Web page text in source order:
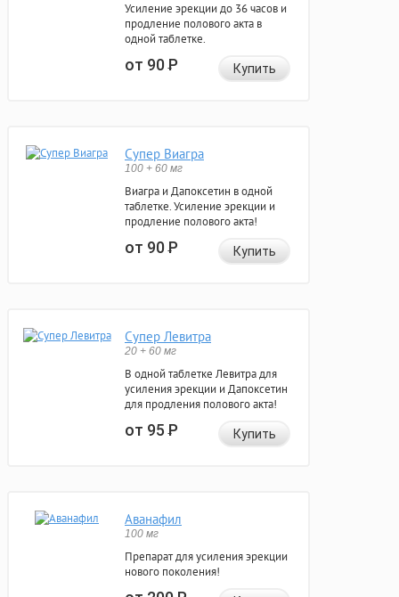
Усиление эрекции до 36 часов и
продление полового акта в
одной таблетке.
от 90Р Купить
Супер Виагра
100 + 60 мг
Виагра и Дапоксетин в одной
таблетке. Усиление эрекции и
продление полового акта!
от 90Р Купить
Супер Левитра
20 + 60 мг
В одной таблетке Левитра для
усиления эрекции и Дапоксетин
для продления полового акта!
от 95Р Купить
Аванафил
100 мг
Препарат для усиления эрекции
нового поколения!